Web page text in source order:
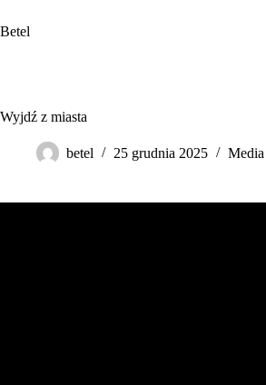
do
treści
Betel
Wyjdź z miasta
betel 25 grudnia 2025 Media